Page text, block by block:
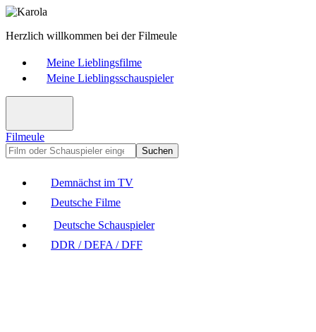
Herzlich willkommen bei der Filmeule
Meine Lieblingsfilme
Meine Lieblingsschauspieler
Filmeule
Suchen
Demnächst im TV
Deutsche Filme
Deutsche Schauspieler
DDR / DEFA / DFF